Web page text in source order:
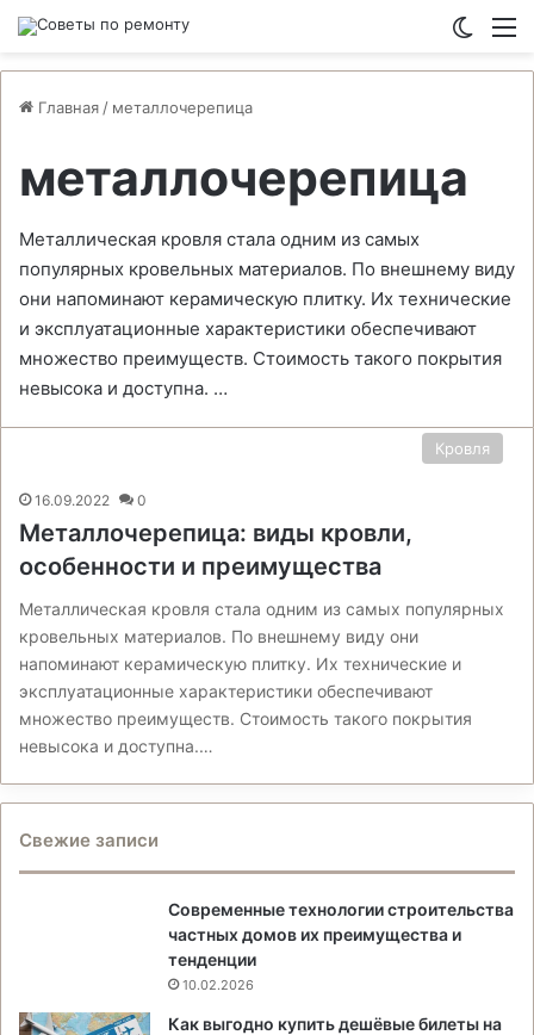
Главная / металлочерепица
металлочерепица
Металлическая кровля стала одним из самых
популярных кровельных материалов. По внешнему виду
они напоминают керамическую плитку. Их технические
и эксплуатационные характеристики обеспечивают
множество преимуществ. Стоимость такого покрытия
невысока и доступна. …
Кровля
16.09.2022 0
Металлочерепица: виды кровли,
особенности и преимущества
Металлическая кровля стала одним из самых популярных
кровельных материалов. По внешнему виду они
напоминают керамическую плитку. Их технические и
эксплуатационные характеристики обеспечивают
множество преимуществ. Стоимость такого покрытия
невысока и доступна.…
Свежие записи
Современные технологии строительства
частных домов их преимущества и
тенденции
10.02.2026
Как выгодно купить дешёвые билеты на